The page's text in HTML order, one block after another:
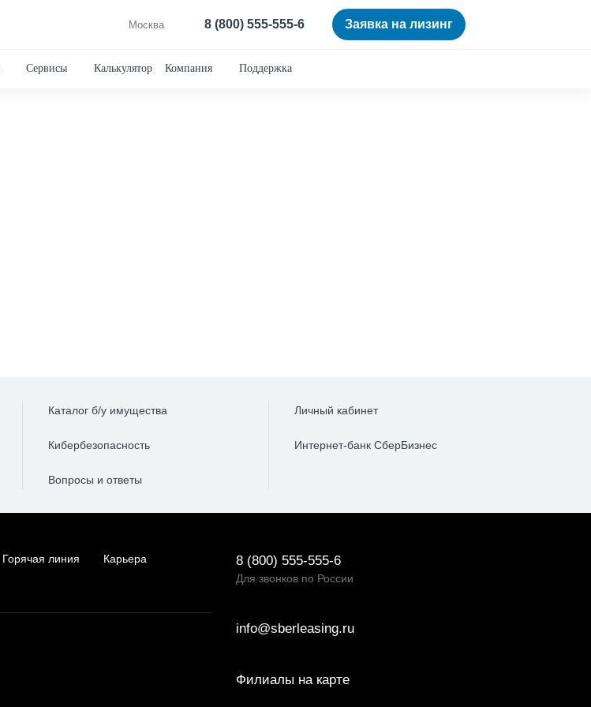
Москва 8 (800) 555-555-6 Заявка на лизинг
Сервисы Калькулятор Компания Поддержка
Каталог б/у имущества
Кибербезопасность
Вопросы и ответы
Личный кабинет
Интернет-банк СберБизнес
Горячая линия
Карьера
8 (800) 555-555-6
Для звонков по России
info@sberleasing.ru
Филиалы на карте